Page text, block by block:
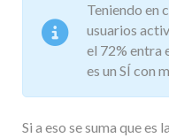
Teniendo en
usuarios
el 72% entra
es un SÍ con
Si a eso se suma que es